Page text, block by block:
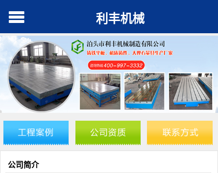
利丰机械
公司简介